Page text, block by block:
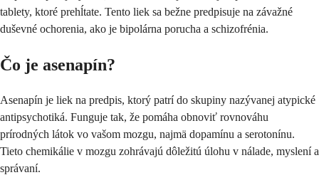
tablety, ktoré prehĺtate. Tento liek sa bežne predpisuje na závažné
duševné ochorenia, ako je bipolárna porucha a schizofrénia.
Čo je asenapín?
Asenapín je liek na predpis, ktorý patrí do skupiny nazývanej atypické
antipsychotiká. Funguje tak, že pomáha obnoviť rovnováhu
prírodných látok vo vašom mozgu, najmä dopamínu a serotonínu.
Tieto chemikálie v mozgu zohrávajú dôležitú úlohu v nálade, myslení a
správaní.